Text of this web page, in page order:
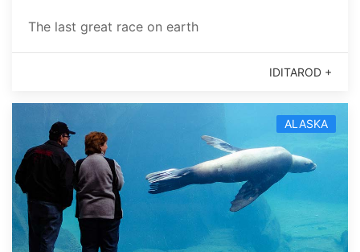
The last great race on earth
IDITAROD +
ALASKA